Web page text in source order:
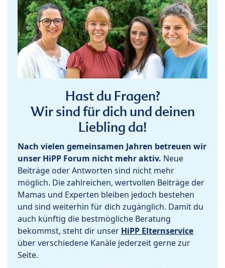
Hast du Fragen?
Wir sind für dich und deinen
Liebling da!
Nach vielen gemeinsamen Jahren betreuen wir
unser HiPP Forum nicht mehr aktiv. Neue
Beiträge oder Antworten sind nicht mehr
möglich. Die zahlreichen, wertvollen Beiträge der
Mamas und Experten bleiben jedoch bestehen
und sind weiterhin für dich zugänglich. Damit du
auch künftig die bestmögliche Beratung
bekommst, steht dir unser HiPP Elternservice
über verschiedene Kanäle jederzeit gerne zur
Seite.